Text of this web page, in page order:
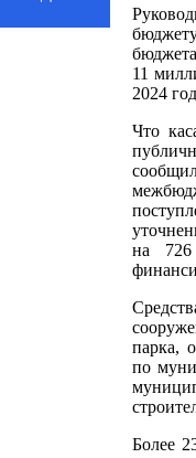
11
2024
Что
на
парка,
по
Более